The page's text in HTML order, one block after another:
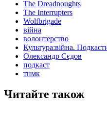
The Dreadnoughts
The Interrupters
Wolfbrigade
війна
волонтерство
Культура:війна.
Олександр Сєдов
подкаст
тнмк
Читайте також